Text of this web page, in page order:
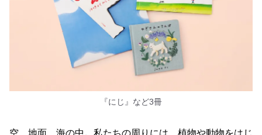
『にじ』など3冊